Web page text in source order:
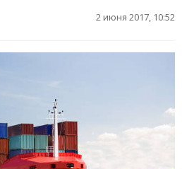
2 июня 2017, 10:52